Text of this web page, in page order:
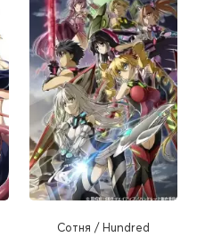
Сотня / Hundred